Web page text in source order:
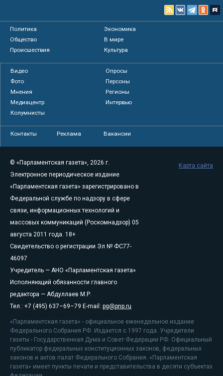
Политика
Экономика
Общество
В мире
Происшествия
Культура
Видео
Опросы
Фото
Персоны
Мнения
Регионы
Медиацентр
Интервью
Колумнисты
Контакты Реклама Вакансии
© «Парламентская газета», 2026 г.
Электронное периодическое издание
«Парламентская газета» зарегистрировано в
Федеральной службе по надзору в сфере
связи, информационных технологий и
массовых коммуникаций (Роскомнадзор) 05
августа 2011 года. 18+
Свидетельство о регистрации Эл № ФС77-
46097
Учредитель — АНО «Парламентская газета»
Исполняющий обязанности главного
редактора — Абдуллаев М.Р.
Тел.: +7 (495) 637–69–79 E-mail: pg@pnp.ru
«Парламентская газета» - официальное еженедельное издание
Федерального Собрания РФ. Издается с 1997 года. Учредители
газеты - Государственная Дума и Совет Федерации РФ. Официальный
публикатор федеральных конституционных законов, федеральных
законов и актов палат Федерального Собрания. «Парламентская
газета» имеет пункты печати и представительства в десяти субъектах
Карта сайта